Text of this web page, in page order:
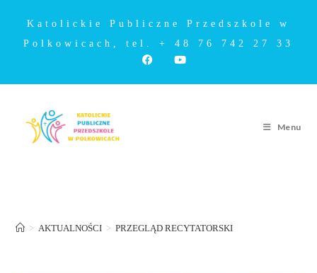
Katolickie Publiczne Przedszkole w
Polkowicach, tel. + 48 76 742 27 33
Menu
> AKTUALNOŚCI > PRZEGLĄD RECYTATORSKI